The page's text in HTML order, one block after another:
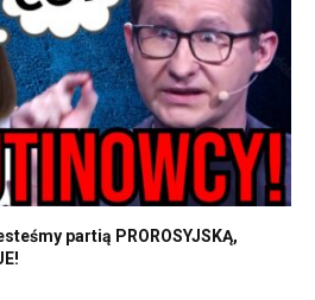
partią PROROSYJSKĄ,